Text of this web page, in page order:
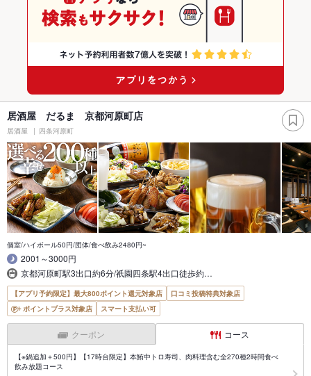
居酒屋 だるま 京都河原町店
居酒屋 四条河原町
個室/ハイボール50円/団体/食べ飲み2480円~
2001～3000円
京都河原町駅3出口約6分/祇園四条駅4出口徒歩約…
【アプリ予約限定】最大800ポイント還元対象店
口コミ投稿特典対象店
ポイントプラス対象店
スマート支払い可
クーポン コース
【※鍋追加＋500円】【17時台限定】本鮪中トロ寿司、肉料理含む全270種2時間食べ
飲み放題コース